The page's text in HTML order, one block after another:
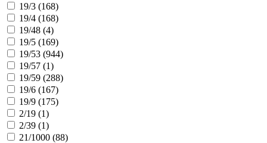
19/3 (168)
19/4 (168)
19/48 (4)
19/5 (169)
19/53 (944)
19/57 (1)
19/59 (288)
19/6 (167)
19/9 (175)
2/19 (1)
2/39 (1)
21/1000 (88)